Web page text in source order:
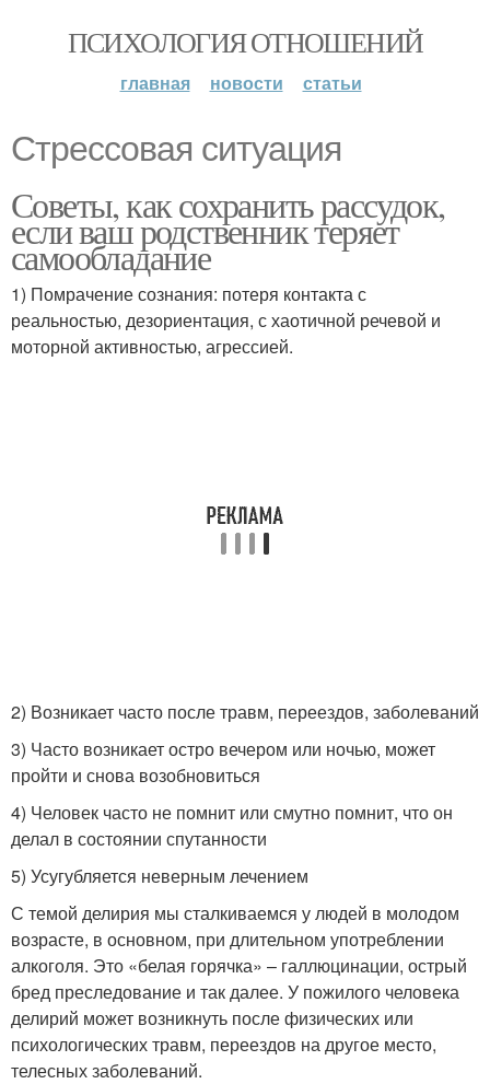
ПСИХОЛОГИЯ ОТНОШЕНИЙ
главная новости статьи
Стрессовая ситуация
Советы, как сохранить рассудок,
если ваш родственник теряет
самообладание
1) Помрачение сознания: потеря контакта с
реальностью, дезориентация, с хаотичной речевой и
моторной активностью, агрессией.
2) Возникает часто после травм, переездов, заболеваний
3) Часто возникает остро вечером или ночью, может
пройти и снова возобновиться
4) Человек часто не помнит или смутно помнит, что он
делал в состоянии спутанности
5) Усугубляется неверным лечением
С темой делирия мы сталкиваемся у людей в молодом
возрасте, в основном, при длительном употреблении
алкоголя. Это «белая горячка» – галлюцинации, острый
бред преследование и так далее. У пожилого человека
делирий может возникнуть после физических или
психологических травм, переездов на другое место,
телесных заболеваний.